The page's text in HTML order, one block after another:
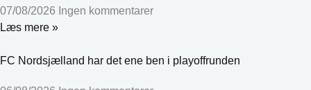
07/08/2026 Ingen kommentarer
Læs mere »
FC Nordsjælland har det ene ben i playoffrunden